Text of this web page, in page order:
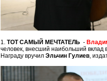
1. ТОТ САМЫЙ МЕЧТАТЕЛЬ-
человек, внесший наибольший вклад
Награду вручил Эльчин Гулиев,